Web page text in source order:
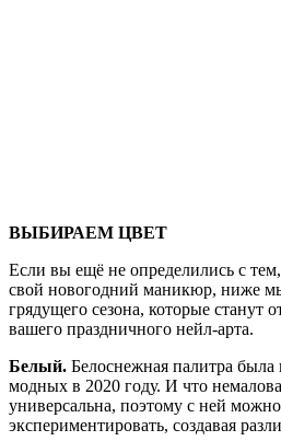
ВЫБИРАЕМ ЦВЕТ
Если вы ещё не определились с
свой новогодний маникюр, ниже
грядущего сезона, которые станут
вашего праздничного нейл-арта.
Белый. Белоснежная палитра
модных в 2020 году. И что
универсальна, поэтому с ней
экспериментировать, создавая